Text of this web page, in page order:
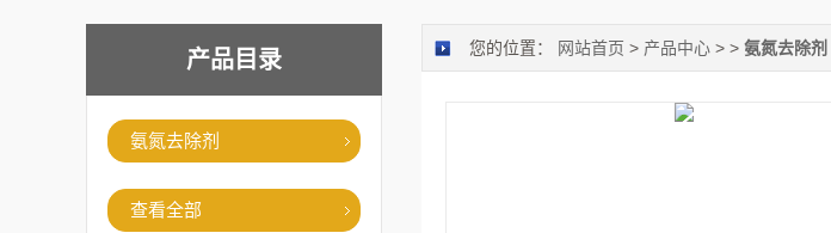
产品目录
氨氮去除剂
查看全部
您的位置： 网站首页 > 产品中心 > > 氨氮去除剂